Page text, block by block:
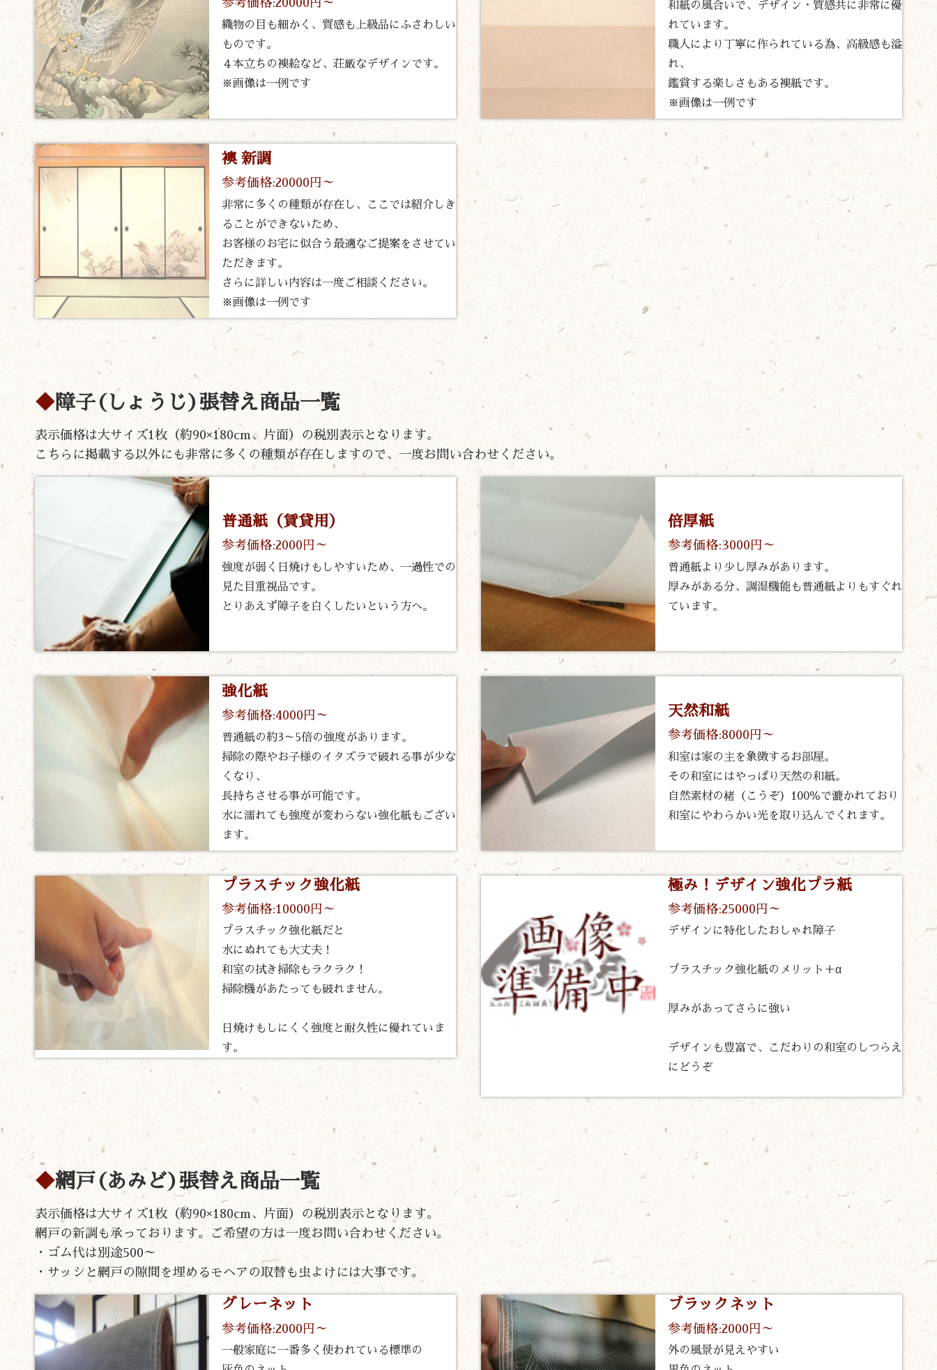
参考価格:20000円～
織物の目も細かく、質感も上級品にふさわしい
ものです。
４本立ちの襖絵など、荘厳なデザインです。
※画像は一例です
和紙の風合いで、デザイン・質感共に非常に優
れています。
職人により丁寧に作られている為、高級感も溢
れ、
鑑賞する楽しさもある襖紙です。
※画像は一例です
襖 新調
参考価格:20000円～
非常に多くの種類が存在し、ここでは紹介しき
ることができないため、
お客様のお宅に似合う最適なご提案をさせてい
ただきます。
さらに詳しい内容は一度ご相談ください。
※画像は一例です
障子(しょうじ)張替え商品一覧
表示価格は大サイズ1枚（約90×180cm、片面）の税別表示となります。
こちらに掲載する以外にも非常に多くの種類が存在しますので、一度お問い合わせください。
普通紙（賃貸用）
参考価格:2000円～
強度が弱く日焼けもしやすいため、一過性での
見た目重視品です。
とりあえず障子を白くしたいという方へ。
倍厚紙
参考価格:3000円～
普通紙より少し厚みがあります。
厚みがある分、調湿機能も普通紙よりもすぐれ
ています。
強化紙
参考価格:4000円～
普通紙の約3～5倍の強度があります。
掃除の際やお子様のイタズラで破れる事が少な
くなり、
長持ちさせる事が可能です。
水に濡れても強度が変わらない強化紙もござい
ます。
天然和紙
参考価格:8000円～
和室は家の主を象徴するお部屋。
その和室にはやっぱり天然の和紙。
自然素材の楮（こうぞ）100％で漉かれており
和室にやわらかい光を取り込んでくれます。
プラスチック強化紙
参考価格:10000円～
プラスチック強化紙だと
水にぬれても大丈夫！
和室の拭き掃除もラクラク！
掃除機があたっても破れません。
日焼けもしにくく強度と耐久性に優れていま
す。
極み！デザイン強化プラ紙
参考価格:25000円～
デザインに特化したおしゃれ障子
プラスチック強化紙のメリット＋α
厚みがあってさらに強い
デザインも豊富で、こだわりの和室のしつらえ
にどうぞ
網戸(あみど)張替え商品一覧
表示価格は大サイズ1枚（約90×180cm、片面）の税別表示となります。
網戸の新調も承っております。ご希望の方は一度お問い合わせください。
・ゴム代は別途500～
・サッシと網戸の隙間を埋めるモヘアの取替も虫よけには大事です。
グレーネット
参考価格:2000円～
一般家庭に一番多く使われている標準の
ブラックネット
参考価格:2000円～
外の風景が見えやすい